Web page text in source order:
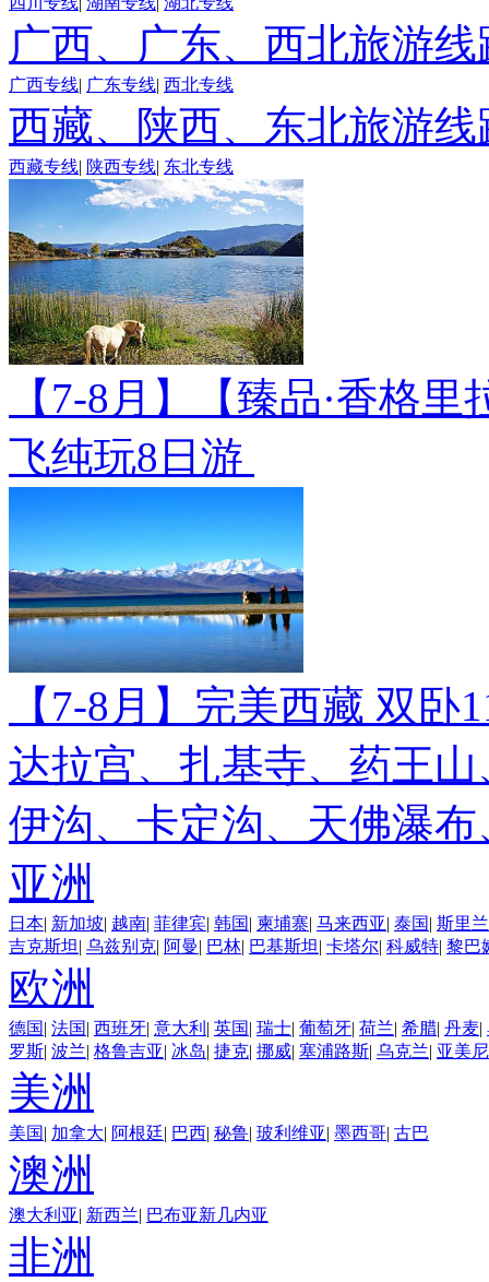
广西、广东、西北旅游线
广西专线| 广东专线| 西北专线
西藏、陕西、东北旅游线
西藏专线| 陕西专线| 东北专线
【7-8月】【臻品·香格
飞纯玩8日游
【7-8月】完美西藏 双
达拉宫、扎基寺、药王
伊沟、卡定沟、天佛瀑布
亚洲
日本| 新加坡| 越南| 菲律宾| 韩国| 柬埔寨| 马来西亚| 泰国| 斯里
吉克斯坦 | 乌兹别克| 阿曼| 巴林| 巴基斯坦 | 卡塔尔| 科威特| 黎巴
欧洲
德国| 法国| 西班牙| 意大利 | 英国| 瑞士| 葡萄牙| 荷兰| 希腊| 丹麦|
罗斯| 波兰| 格鲁吉亚| 冰岛| 捷克| 挪威| 塞浦路斯| 乌克兰| 亚美
美洲
美国| 加拿大| 阿根廷| 巴西| 秘鲁| 玻利维亚| 墨西哥| 古巴
澳洲
澳大利亚| 新西兰| 巴布亚新几内亚
非洲